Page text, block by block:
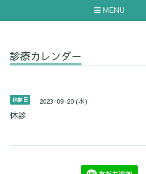
MENU
診療カレンダー
休診日 2023-09-20 (水)
休診